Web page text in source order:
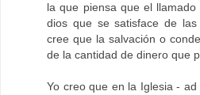
la que piensa que el
dios que se satisface de
cree que la salvación o
de la cantidad de dinero que
Yo creo que en la Iglesia -